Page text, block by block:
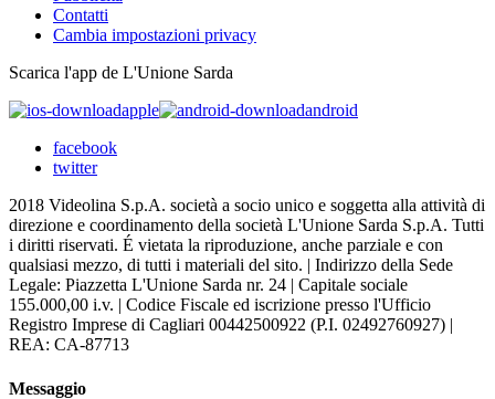
Contatti
Cambia impostazioni privacy
Scarica l'app de L'Unione Sarda
apple
android
facebook
twitter
2018 Videolina S.p.A. società a socio unico e soggetta alla attività di
direzione e coordinamento della società L'Unione Sarda S.p.A. Tutti
i diritti riservati. É vietata la riproduzione, anche parziale e con
qualsiasi mezzo, di tutti i materiali del sito. | Indirizzo della Sede
Legale: Piazzetta L'Unione Sarda nr. 24 | Capitale sociale
155.000,00 i.v. | Codice Fiscale ed iscrizione presso l'Ufficio
Registro Imprese di Cagliari 00442500922 (P.I. 02492760927) |
REA: CA-87713
Messaggio